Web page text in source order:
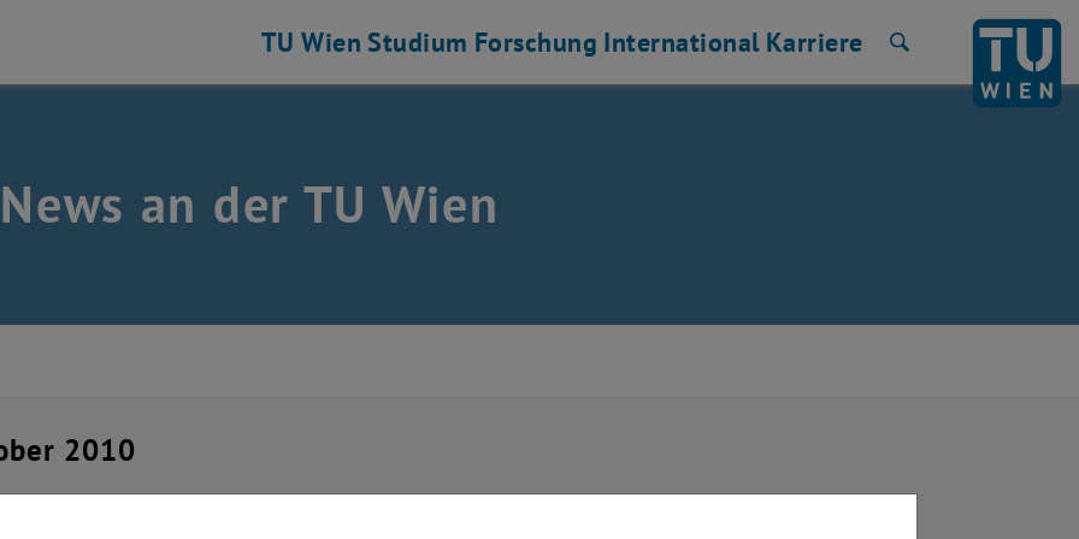
TU Wien Studium Forschung International Karriere
an der TU Wien
2010